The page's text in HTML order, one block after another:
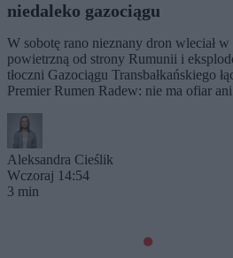
niedaleko gazociągu
W sobotę rano nieznany dron wleciał w
powietrzną od strony Rumunii i
tłoczni Gazociągu Transbałkańskiego
Premier Rumen Radew: nie ma ofiar
Aleksandra Cieślik
Wczoraj 14:54
3 min